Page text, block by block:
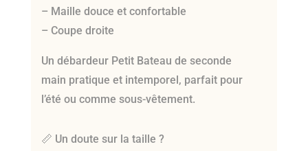
– Maille douce et confortable
– Coupe droite
Un débardeur Petit Bateau de seconde
main pratique et intemporel, parfait pour
l’été ou comme sous-vêtement.
📏 Un doute sur la taille ?